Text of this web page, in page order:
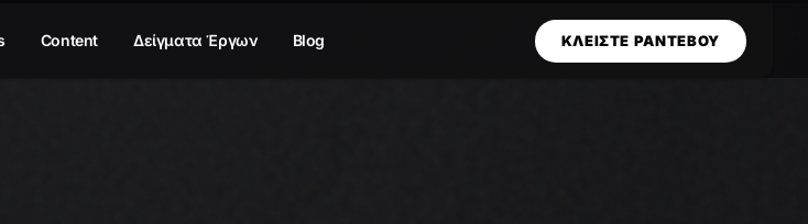
Content Δείγματα Έργων Blog ΚΛΕΙΣΤΕ ΡΑΝΤΕΒΟΥ